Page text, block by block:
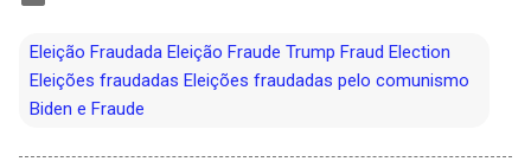
Eleição Fraudada Eleição Fraude Trump Fraud Election
Eleições fraudadas Eleições fraudadas pelo comunismo
Biden e Fraude